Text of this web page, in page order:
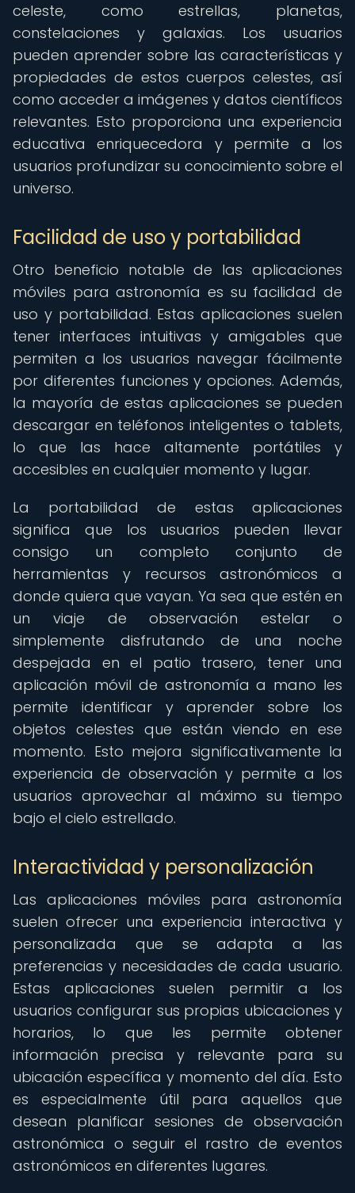
celeste, como estrellas, planetas,
constelaciones y galaxias. Los usuarios
pueden aprender sobre las características y
propiedades de estos cuerpos celestes, así
como acceder a imágenes y datos científicos
relevantes. Esto proporciona una experiencia
educativa enriquecedora y permite a los
usuarios profundizar su conocimiento sobre el
universo.
Facilidad de uso y portabilidad
Otro beneficio notable de las aplicaciones
móviles para astronomía es su facilidad de
uso y portabilidad. Estas aplicaciones suelen
tener interfaces intuitivas y amigables que
permiten a los usuarios navegar fácilmente
por diferentes funciones y opciones. Además,
la mayoría de estas aplicaciones se pueden
descargar en teléfonos inteligentes o tablets,
lo que las hace altamente portátiles y
accesibles en cualquier momento y lugar.
La portabilidad de estas aplicaciones
significa que los usuarios pueden llevar
consigo un completo conjunto de
herramientas y recursos astronómicos a
donde quiera que vayan. Ya sea que estén en
un viaje de observación estelar o
simplemente disfrutando de una noche
despejada en el patio trasero, tener una
aplicación móvil de astronomía a mano les
permite identificar y aprender sobre los
objetos celestes que están viendo en ese
momento. Esto mejora significativamente la
experiencia de observación y permite a los
usuarios aprovechar al máximo su tiempo
bajo el cielo estrellado.
Interactividad y personalización
Las aplicaciones móviles para astronomía
suelen ofrecer una experiencia interactiva y
personalizada que se adapta a las
preferencias y necesidades de cada usuario.
Estas aplicaciones suelen permitir a los
usuarios configurar sus propias ubicaciones y
horarios, lo que les permite obtener
información precisa y relevante para su
ubicación específica y momento del día. Esto
es especialmente útil para aquellos que
desean planificar sesiones de observación
astronómica o seguir el rastro de eventos
astronómicos en diferentes lugares.